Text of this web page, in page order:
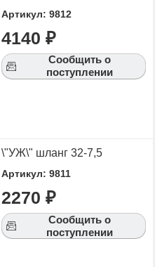
Артикул: 9812
4140 ₽
Сообщить о
поступлении
\"УЖ\" шланг 32-7,5
Артикул: 9811
2270 ₽
Сообщить о
поступлении